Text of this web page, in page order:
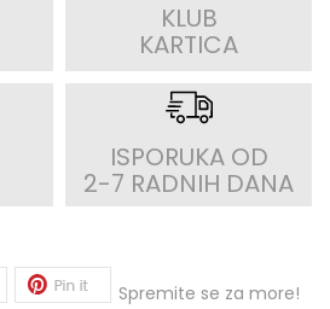
KLUB
KARTICA
ISPORUKA OD
2-7 RADNIH DANA
Spremite se za more!